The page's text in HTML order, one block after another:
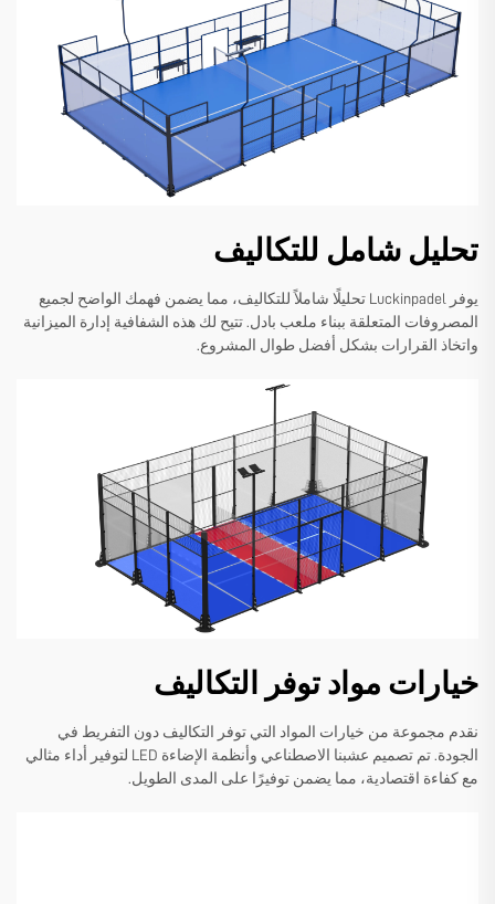
تحليل شامل للتكاليف
يوفر Luckinpadel تحليلًا شاملاً للتكاليف، مما يضمن فهمك الواضح لجميع
المصروفات المتعلقة ببناء ملعب بادل. تتيح لك هذه الشفافية إدارة الميزانية
واتخاذ القرارات بشكل أفضل طوال المشروع.
خيارات مواد توفر التكاليف
نقدم مجموعة من خيارات المواد التي توفر التكاليف دون التفريط في
الجودة. تم تصميم عشبنا الاصطناعي وأنظمة الإضاءة LED لتوفير أداء مثالي
مع كفاءة اقتصادية، مما يضمن توفيرًا على المدى الطويل.